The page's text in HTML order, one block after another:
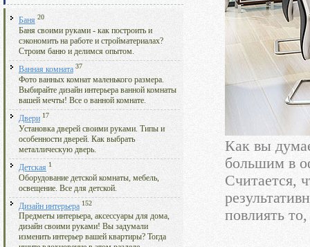
Баня 20
Баня своими руками - как построить и
сэкономить на работе и стройматериалах?
Строим баню и делимся опытом.
Ванная комната 37
Фото ванных комнат маленького размера.
Выбирайте дизайн интерьера ванной комнаты
вашей мечты! Все о ванной комнате.
Двери 17
Установка дверей своими руками. Типы и
особенности дверей. Как выбрать
металлическую дверь.
Детская 1
Оборудование детской комнаты, мебель,
освещение. Все для детской.
Дизайн интерьера 152
Предметы интерьера, аксессуары для дома,
дизайн своими руками! Вы задумали
изменить интерьер вашей квартиры? Тогда
Как вы
большим в
Считается,
повлиять